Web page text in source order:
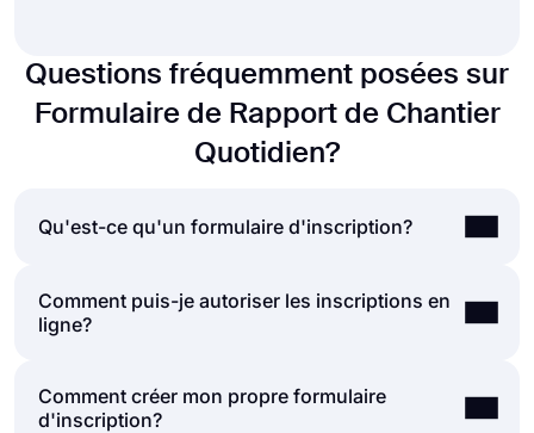
Questions fréquemment posées sur
Formulaire de Rapport de Chantier
Quotidien?
Qu'est-ce qu'un formulaire d'inscription?
Un formulaire d'inscription est un document
permettant de collecter des données et d'aider les
organisations, des cadeaux, etc. Les formulaires
Comment puis-je autoriser les inscriptions en
ligne?
Les gens complètent leurs inscriptions de deux
manières principales: formulaires papier ou
Comment créer mon propre formulaire
d'inscription?